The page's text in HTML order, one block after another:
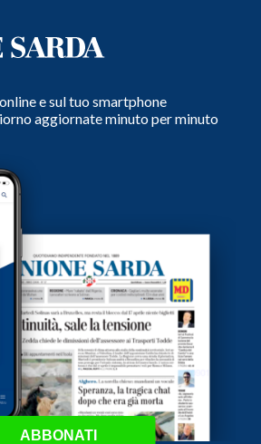
e sul tuo smartphone
aggiornate minuto per minuto
ABBONATI